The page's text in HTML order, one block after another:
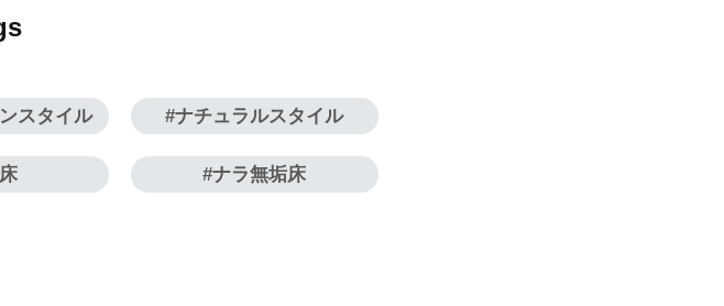
スタイル ナチュラルスタイル
ナラ無垢床